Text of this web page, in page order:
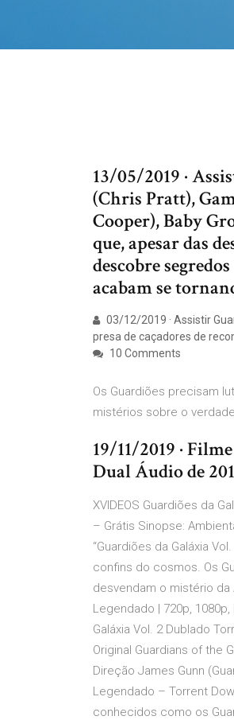
13/05/2019 ·
(Chris Pratt),
Cooper), Baby
que, apesar das
descobre
acabam se
03/12/2019 · Assistir
presa de caçadores de
10 Comments
Os Guardiões precisam
mistérios sobre o
19/11/2019 ·
Dual Áudio de
XVIDEOS Guardiões da
– Grátis Sinopse:
“Guardiões da Galáxia
confins do cosmos. Os
desvendam o mistério da
Legendado | 720p,
Galáxia Vol. 2 Dublado
Original Guardians of the
Direção James Gunn
Legendado – Torrent
conhecidos como os